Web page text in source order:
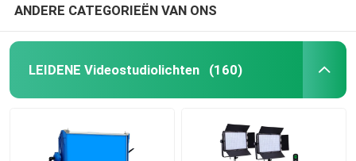
LED Halve Maan Licht
ANDERE CATEGORIEËN VAN ONS
LEIDENE Videostudiolichten (160)